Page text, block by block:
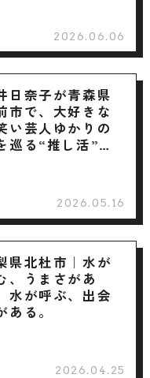
2026.06.06
日奈子が青森県
市で、大好きな
い芸人ゆかりの
巡る“推し活”旅
2026.05.16
県北杜市｜水が
、うまさがあ
水が呼ぶ、出会
ある。
2026.04.25